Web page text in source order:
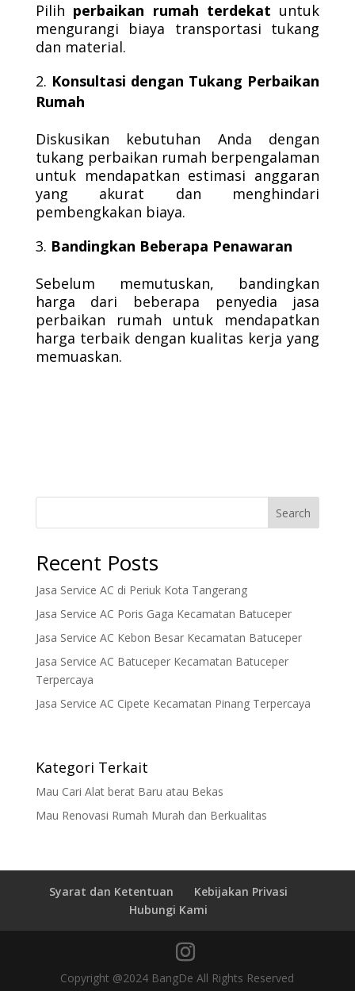
Pilih perbaikan rumah terdekat untuk
mengurangi biaya transportasi tukang
dan material.
Konsultasi dengan Tukang Perbaikan
Rumah
Diskusikan kebutuhan Anda dengan
tukang perbaikan rumah berpengalaman
untuk mendapatkan estimasi anggaran
yang akurat dan menghindari
pembengkakan biaya.
Bandingkan Beberapa Penawaran
Sebelum memutuskan, bandingkan
harga dari beberapa penyedia jasa
perbaikan rumah untuk mendapatkan
harga terbaik dengan kualitas kerja yang
memuaskan.
Search
Recent Posts
Jasa Service AC di Periuk Kota Tangerang
Jasa Service AC Poris Gaga Kecamatan Batuceper
Jasa Service AC Kebon Besar Kecamatan Batuceper
Jasa Service AC Batuceper Kecamatan Batuceper
Terpercaya
Jasa Service AC Cipete Kecamatan Pinang Terpercaya
Kategori Terkait
Mau Cari Alat berat Baru atau Bekas
Mau Renovasi Rumah Murah dan Berkualitas
Syarat dan Ketentuan
Kebijakan Privasi
Hubungi Kami
Copyright @2024 BangDe All Rights Reserved